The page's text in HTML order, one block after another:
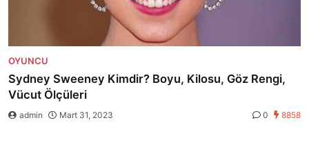
OYUNCU
Sydney Sweeney Kimdir? Boyu, Kilosu, Göz Rengi,
Vücut Ölçüleri
admin Mart 31, 2023 0 8858